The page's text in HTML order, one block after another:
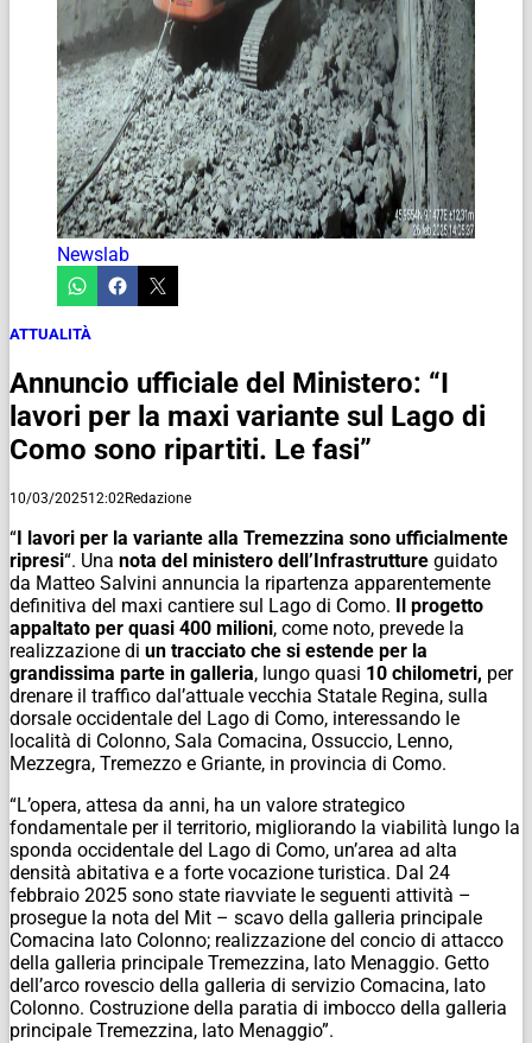
Newslab
ATTUALITÀ
Annuncio ufficiale del Ministero: “I
lavori per la maxi variante sul Lago di
Como sono ripartiti. Le fasi”
10/03/202512:02Redazione
“I lavori per la variante alla Tremezzina sono ufficialmente
ripresi“. Una nota del ministero dell’Infrastrutture guidato
da Matteo Salvini annuncia la ripartenza apparentemente
definitiva del maxi cantiere sul Lago di Como. Il progetto
appaltato per quasi 400 milioni, come noto, prevede la
realizzazione di un tracciato che si estende per la
grandissima parte in galleria, lungo quasi 10 chilometri, per
drenare il traffico dal’attuale vecchia Statale Regina, sulla
dorsale occidentale del Lago di Como, interessando le
località di Colonno, Sala Comacina, Ossuccio, Lenno,
Mezzegra, Tremezzo e Griante, in provincia di Como.
“L’opera, attesa da anni, ha un valore strategico
fondamentale per il territorio, migliorando la viabilità lungo la
sponda occidentale del Lago di Como, un’area ad alta
densità abitativa e a forte vocazione turistica. Dal 24
febbraio 2025 sono state riavviate le seguenti attività –
prosegue la nota del Mit – scavo della galleria principale
Comacina lato Colonno; realizzazione del concio di attacco
della galleria principale Tremezzina, lato Menaggio. Getto
dell’arco rovescio della galleria di servizio Comacina, lato
Colonno. Costruzione della paratia di imbocco della galleria
principale Tremezzina, lato Menaggio”.